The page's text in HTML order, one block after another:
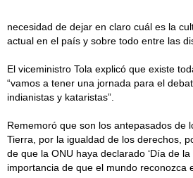
necesidad de dejar en claro cuál es la
actual en el país y sobre todo entre las
El viceministro Tola explicó que existe
“vamos a tener una jornada para el
indianistas y kataristas”.
Rememoró que son los antepasados de
Tierra, por la igualdad de los derechos,
de que la ONU haya declarado ‘Día de
importancia de que el mundo reconozca